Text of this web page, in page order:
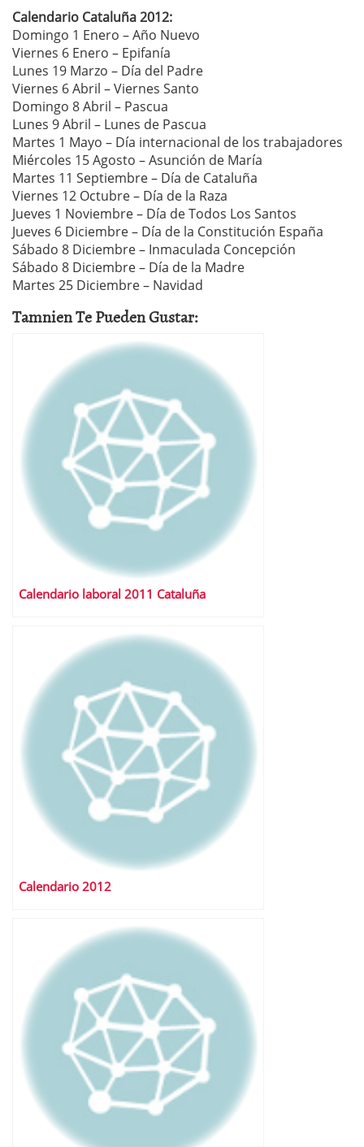
Calendario Cataluña 2012:
Domingo 1 Enero – Año Nuevo
Viernes 6 Enero – Epifanía
Lunes 19 Marzo – Día del Padre
Viernes 6 Abril – Viernes Santo
Domingo 8 Abril – Pascua
Lunes 9 Abril – Lunes de Pascua
Martes 1 Mayo – Día internacional de los trabajadores
Miércoles 15 Agosto – Asunción de María
Martes 11 Septiembre – Día de Cataluña
Viernes 12 Octubre – Día de la Raza
Jueves 1 Noviembre – Día de Todos Los Santos
Jueves 6 Diciembre – Día de la Constitución España
Sábado 8 Diciembre – Inmaculada Concepción
Sábado 8 Diciembre – Día de la Madre
Martes 25 Diciembre – Navidad
Tamnien Te Pueden Gustar:
Calendario laboral 2011 Cataluña
Calendario 2012